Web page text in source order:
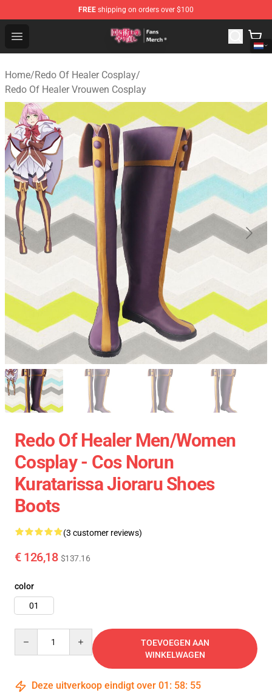
FREE shipping on orders over $100
Open menu
Redo Of Healer Store - Official Redo Of Healer
Home/Redo Of Healer Cosplay/
Redo Of Healer Vrouwen Cosplay
Redo Of Healer Men/Women
Cosplay - Cos Norun
Kuratarissa Jioraru Shoes
Boots
(3 customer reviews)
€ 126,18 $137.16
color
01
TOEVOEGEN AAN
WINKELWAGEN
Deze uitverkoop eindigt over 01 : 58: 54